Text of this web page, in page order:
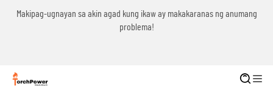
Makipag-ugnayan sa akin agad kung ikaw ay makakaranas ng anumang
problema!